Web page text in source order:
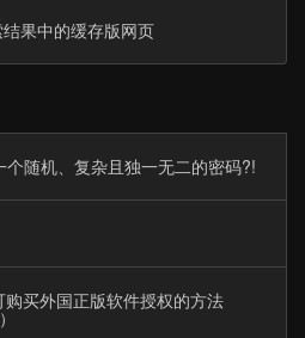
果中的缓存版网页
随机、复杂且独一无二的密码?!
买外国正版软件授权的方法